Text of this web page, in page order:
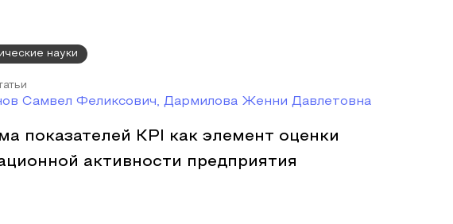
науки
Самвел Феликсович, Дармилова Женни Давлетовна
показателей KPI как элемент оценки
активности предприятия